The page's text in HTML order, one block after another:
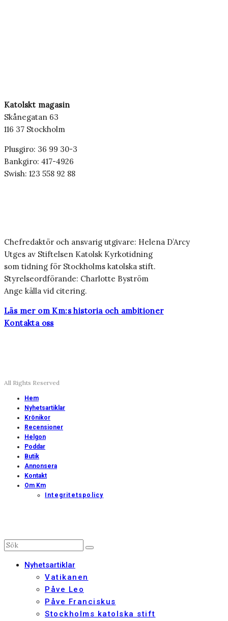
Katolskt magasin
Skånegatan 63
116 37 Stockholm
Plusgiro: 36 99 30-3
Bankgiro: 417-4926
Swish: 123 558 92 88
Chefredaktör och ansvarig utgivare: Helena D’Arcy
Utges av Stiftelsen Katolsk Kyrkotidning
som tidning för Stockholms katolska stift.
Styrelseordförande: Charlotte Byström
Ange källa vid citering.
Läs mer om Km:s historia och ambitioner
Kontakta oss
All Rights Reserved
Hem
Nyhetsartiklar
Krönikor
Recensioner
Helgon
Poddar
Butik
Annonsera
Kontakt
Om Km
Integritetspolicy
Nyhetsartiklar
Vatikanen
Påve Leo
Påve Franciskus
Stockholms katolska stift